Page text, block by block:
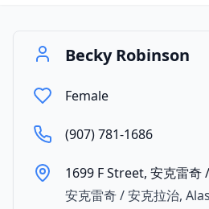
Becky Robinson
Female
(907) 781-1686
1699 F Street, 安克雷奇
安克雷奇 / 安克拉治,